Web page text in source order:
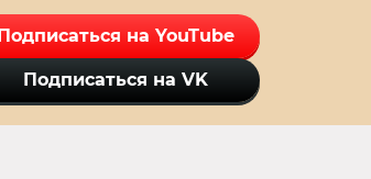
Подписаться на YouTube
Подписаться на VK